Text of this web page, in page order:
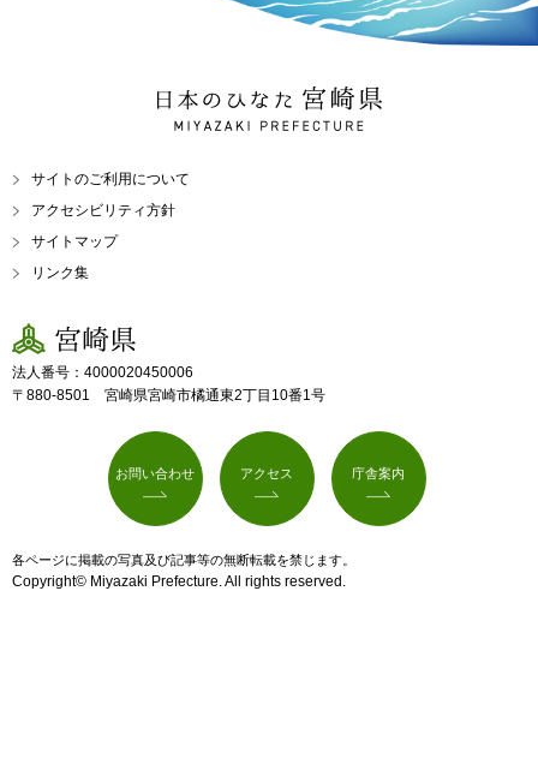
日本のひなた 宮崎県
MIYAZAKI PREFECTURE
サイトのご利用について
アクセシビリティ方針
サイトマップ
リンク集
宮崎県
法人番号：4000020450006
〒880-8501 宮崎県宮崎市橘通東2丁目10番1号
お問い合わせ アクセス 庁舎案内
各ページに掲載の写真及び記事等の無断転載を禁じます。
Copyright© Miyazaki Prefecture. All rights reserved.